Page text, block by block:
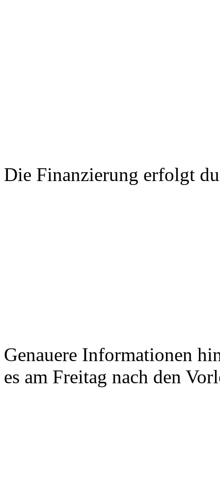
Die Finanzierung erfolgt
Genauere Informationen
es am Freitag nach den